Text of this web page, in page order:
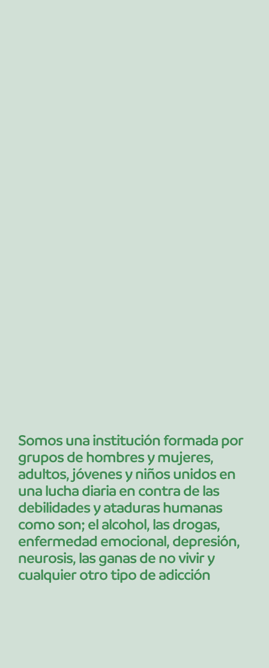
Somos una institución formada por
grupos de hombres y mujeres,
adultos, jóvenes y niños unidos en
una lucha diaria en contra de las
debilidades y ataduras humanas
como son; el alcohol, las drogas,
enfermedad emocional, depresión,
neurosis, las ganas de no vivir y
cualquier otro tipo de adicción